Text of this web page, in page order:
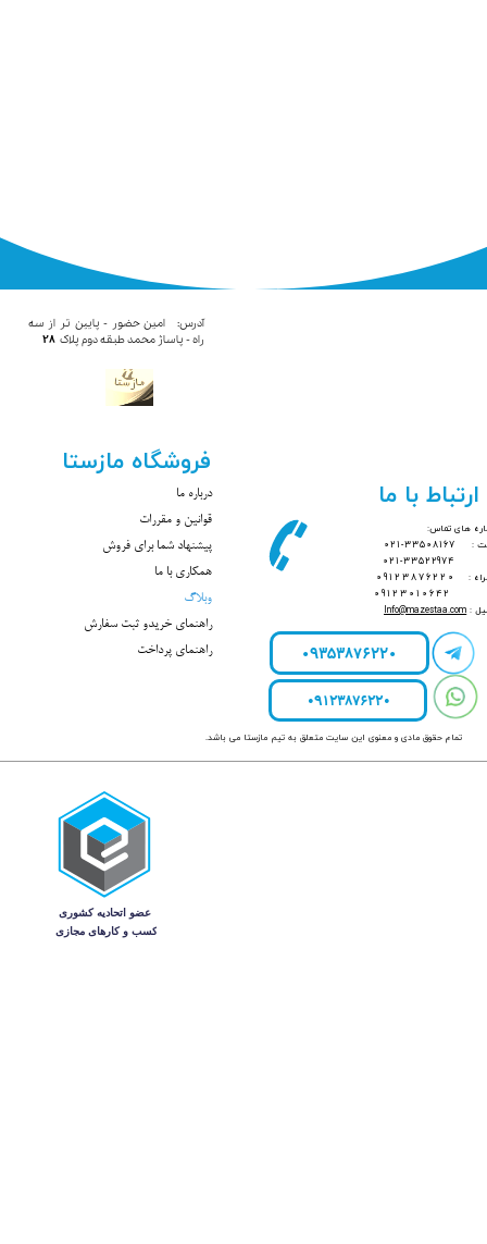
های تماس:
:
33508167-021
021-33522974
:
09123876220
09123010642
:
Info@mazestaa.com
ارتباط با ما
09353876220
09123876220
تمام حقوق مادی و معنوی این سایت متعلق به تیم مازستا می باشد.
فروشگاه مازستا
درباره ما
قوانین و مقررات
پیشنهاد شما برای فروش
همکاری با ما
وبلاگ
راهنمای خریدو ثبت سفارش
راهنمای پرداخت
آدرس: امین حضور - پایین تر از سه
راه - پاساژ محمد​​​​​​ طبقه دوم پلاک 28